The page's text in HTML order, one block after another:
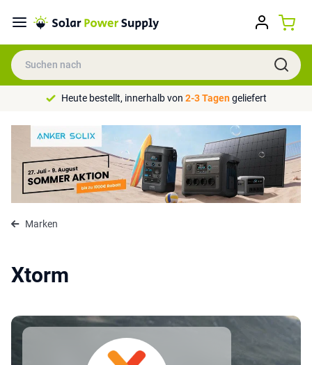
Heute bestellt, innerhalb von 2-3 Tagengeliefert
Marken
Xtorm